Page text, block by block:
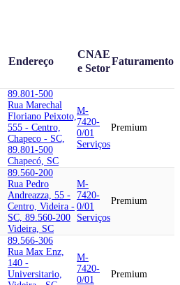
Endereço
CNAE
e Setor
Faturamento
89.801-500
Rua Marechal
Floriano Peixoto,
555 - Centro,
Chapeco - SC,
89.801-500
Chapecó, SC
M-
7420-
0/01
Serviços
Premium
89.560-200
Rua Pedro
Andreazza, 55 -
Centro, Videira -
SC, 89.560-200
Videira, SC
M-
7420-
0/01
Serviços
Premium
89.566-306
Rua Max Enz,
140 -
Universitario,
M-
7420-
0/01
Premium